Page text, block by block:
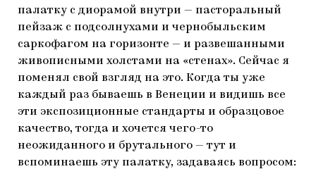
палатку с диорамой внутри — пасторальный
пейзаж с подсолнухами и чернобыльским
саркофагом на горизонте — и развешанными
живописными холстами на «стенах». Сейчас я
поменял свой взгляд на это. Когда ты уже
каждый раз бываешь в Венеции и видишь все
эти экспозиционные стандарты и образцовое
качество, тогда и хочется чего-то
неожиданного и брутального — тут и
вспоминаешь эту палатку, задаваясь вопросом: